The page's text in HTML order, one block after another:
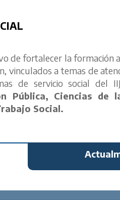
de fortalecer la formación
vinculados a temas de
de servicio social del
Pública, Ciencias de
Social.